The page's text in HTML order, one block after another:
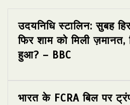
उदयनिधि स्टालिन: सुबह
फिर शाम को मिली ज़मानत,
हुआ? – BBC
भारत के FCRA बिल पर